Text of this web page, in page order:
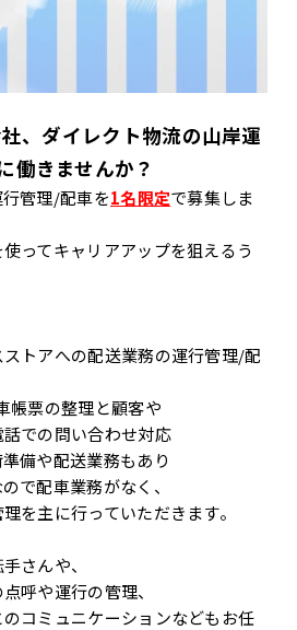
、ダイレクト物流の山岸運
働きませんか？
管理/配車を1名限定で募集しま
ってキャリアアップを狙えるう
ストアへの配送業務の運行管理/配
帳票の整理と顧客や
での問い合わせ対応
備や配送業務もあり
で配車業務がなく、
を主に行っていただきます。
さんや、
呼や運行の管理、
コミュニケーションなどもお任